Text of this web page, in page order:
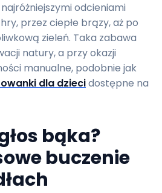
odcieniami
przez ciepłe brązy, aż po
zieleń. Taka zabawa
natury, a przy okazji
manualne, podobnie jak
dla dziecidostępne na
bąka?
buczenie